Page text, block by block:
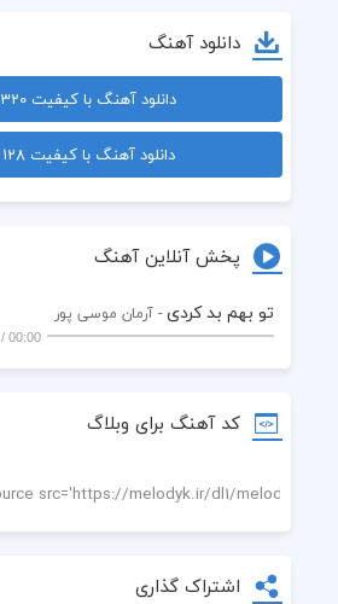
دانلود آهنگ
دانلود آهنگ با کیفیت 320 kbps
دانلود آهنگ با کیفیت 128 kbps
پخش آنلاین آهنگ
تو بهم بد کردی - آرمان موسی پور
00:00
/
کد آهنگ برای وبلاگ
اشتراک گذاری